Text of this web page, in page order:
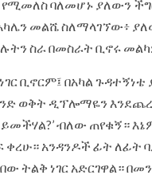
የሚመለስ ባለመሆኑ ያለውን
መልሼ ስለማላገኘው፥
ስራ በመስራት ቢኖሩ
ቢኖርም፤ በአካል
ወቅት ዲፕሎማዬን
ብለው ጠየቁኝ።
አንዳንዶች ፊት ለፊት
ትልቅ ነገር አድርገዋል።